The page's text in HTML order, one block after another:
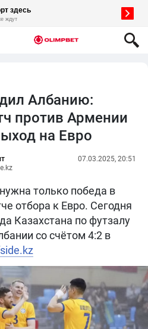
Албанию:
против Армении
на Евро
07.03.2025, 20:51
только победа в
отбора к Евро. Сегодня
Казахстана по футзалу
со счётом 4:2 в